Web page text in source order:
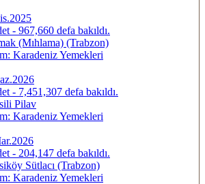
- 967,660 defa bakıldı.
(Mıhlama) (Trabzon)
Karadeniz Yemekleri
- 7,451,307 defa bakıldı.
Pilav
Karadeniz Yemekleri
- 204,147 defa bakıldı.
Sütlacı (Trabzon)
Karadeniz Yemekleri